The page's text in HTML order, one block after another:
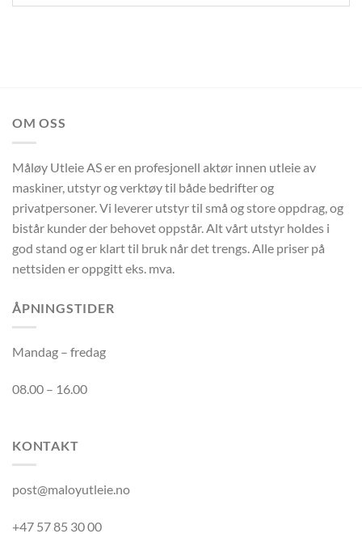
OM OSS
Måløy Utleie AS er en profesjonell aktør innen utleie av
maskiner, utstyr og verktøy til både bedrifter og
privatpersoner. Vi leverer utstyr til små og store oppdrag, og
bistår kunder der behovet oppstår. Alt vårt utstyr holdes i
god stand og er klart til bruk når det trengs. Alle priser på
nettsiden er oppgitt eks. mva.
ÅPNINGSTIDER
Mandag – fredag
08.00 – 16.00
KONTAKT
post@maloyutleie.no
+47 57 85 30 00